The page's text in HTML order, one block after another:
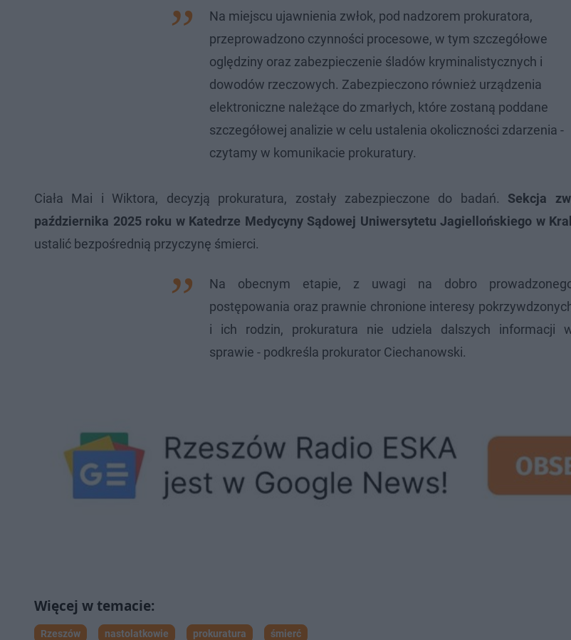
Na miejscu ujawnienia zwłok, pod nadzorem prokuratora,
przeprowadzono czynności procesowe, w tym szczegółowe
oględziny oraz zabezpieczenie śladów kryminalistycznych i
dowodów rzeczowych. Zabezpieczono również urządzenia
elektroniczne należące do zmarłych, które zostaną poddane
szczegółowej analizie w celu ustalenia okoliczności zdarzenia -
czytamy w komunikacie prokuratury.
Ciała Mai i Wiktora, decyzją prokuratura, zostały zabezpieczone do badań. Sekcja
października 2025 roku w Katedrze Medycyny Sądowej Uniwersytetu Jagiellońskiego w
ustalić bezpośrednią przyczynę śmierci.
Na obecnym etapie, z uwagi na dobro
postępowania oraz prawnie chronione interesy
i ich rodzin, prokuratura nie udziela dalszych informacji
sprawie - podkreśla prokurator Ciechanowski.
Rzeszów nastolatkowie prokuratura śmierć